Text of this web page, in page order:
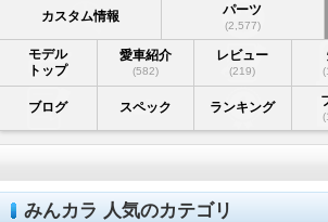
カスタム情報 パーツ
(2,577)
モデル
トップ
愛車紹介
(582)
レビュー
(219)
ブログ スペック ランキング
みんカラ 人気のカテゴリ